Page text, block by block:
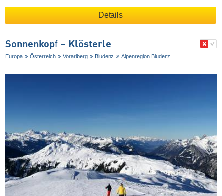
Details
Sonnenkopf – Klösterle
Europa Österreich Vorarlberg Bludenz Alpenregion Bludenz